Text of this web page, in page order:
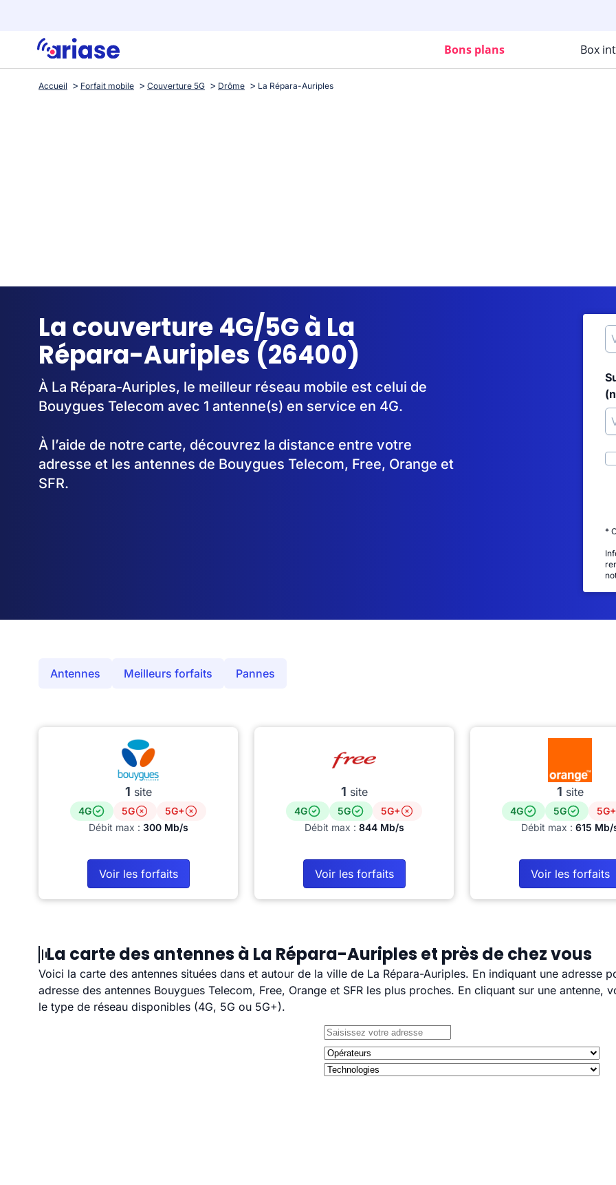
Bons plans Box
Accueil Forfait mobile Couverture 5G Drôme La Répara-Auriples
La couverture 4G/5G à La
Répara-Auriples (26400)
À La Répara-Auriples, le meilleur réseau mobile est celui de
Bouygues Telecom avec 1 antenne(s) en service en 4G.
À l’aide de notre carte, découvrez la distance entre votre
adresse et les antennes de Bouygues Telecom, Free, Orange et
SFR.
*
Antennes Meilleurs forfaits Pannes
1 site
4G 5G
5G+
Débit max : 300 Mb/s
Voir les forfaits
1 site
4G 5G
5G+
Débit max : 844 Mb/s
Voir les forfaits
1 site
4G 5G
5G+
Débit max : 615 Mb/
Voir les forfaits
La carte des antennes à La Répara-Auriples et près de chez vous
Voici la carte des antennes situées dans et autour de la ville de La Répara-Auriples. En indiquant une adresse
adresse des antennes Bouygues Telecom, Free, Orange et SFR les plus proches. En cliquant sur une
le type de réseau disponibles (4G, 5G ou 5G+).